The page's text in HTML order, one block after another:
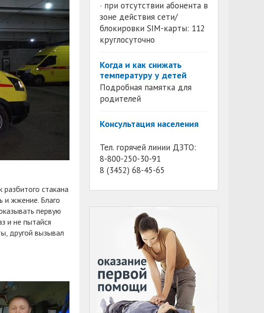
стакана
и жжение. Благо
первую
и не пытайся
другой вызывал
· при отсутствии абонента в
зоне действия сети/
блокировки SIM-карты: 112
круглосуточно
Когда и как снижать
температуру у детей
Подробная памятка для
родителей
Консультация населения
Тел. горячей линии ДЗТО:
8-800-250-30-91
8 (3452) 68-45-65